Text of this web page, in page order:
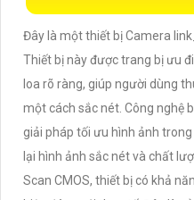
Đây là một thiết bị Camera
Thiết bị này được trang bị ưu
loa rõ ràng, giúp người dùng
một cách sắc nét. Công nghệ
giải pháp tối ưu hình ảnh
lại hình ảnh sắc nét và chất
Scan CMOS, thiết bị có khả